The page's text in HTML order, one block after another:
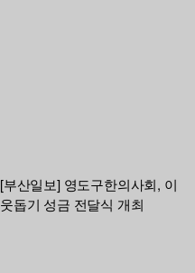
[부산일보] 영도구한의사회, 이
웃돕기 성금 전달식 개최